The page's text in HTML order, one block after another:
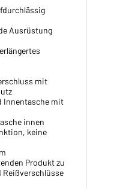
Ausrüstung
mit
Innentasche mit
innen
keine
Produkt zu
Reißverschlüsse